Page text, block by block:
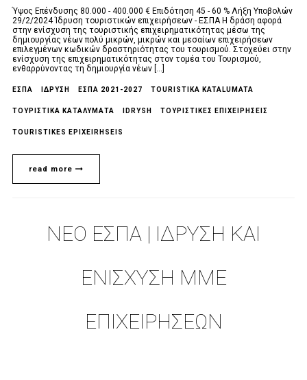
Ύψος Επένδυσης 80.000 - 400.000 € Επιδότηση 45 - 60 % Λήξη Υποβολών
29/2/2024 Ίδρυση τουριστικών επιχειρήσεων - ΕΣΠΑ Η δράση αφορά
στην ενίσχυση της τουριστικής επιχειρηματικότητας μέσω της
δημιουργίας νέων πολύ μικρών, μικρών και μεσαίων επιχειρήσεων
επιλεγμένων κωδικών δραστηριότητας του τουρισμού. Στοχεύει στην
ενίσχυση της επιχειρηματικότητας στον τομέα του Τουρισμού,
ενθαρρύνοντας τη δημιουργία νέων [...]
ΕΣΠΑ ΙΔΡΥΣΗ ΕΣΠΑ 2021-2027 TOURISTIKA KATALUMATA
ΤΟΥΡΙΣΤΙΚΑ ΚΑΤΑΛΥΜΑΤΑ IDRYSH ΤΟΥΡΙΣΤΙΚΈΣ ΕΠΙΧΕΙΡΉΣΕΙΣ
TOURISTIKES EPIXEIRHSEIS
read more
ΝΈΟ ΕΣΠΑ | ΊΔΡΥΣΗ ΚΑΙ
ΕΝΊΣΧΥΣΗ MME
ΕΠΙΧΕΙΡΉΣΕΩΝ